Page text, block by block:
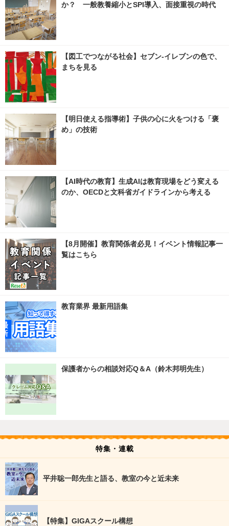
か？ 一般教養縮小とSPI導入、面接重視の時代
【図工でつながる社会】セブン‐イレブンの色で、
まちを見る
【明日使える指導術】子供の心に火をつける「褒
め」の技術
【AI時代の教育】生成AIは教育現場をどう変える
のか、OECDと文科省ガイドラインから考える
【8月開催】教育関係者必見！イベント情報記事一
覧はこちら
教育業界 最新用語集
保護者からの相談対応Q＆A（鈴木邦明先生）
特集・連載
平井聡一郎先生と語る、教室の今と近未来
【特集】GIGAスクール構想